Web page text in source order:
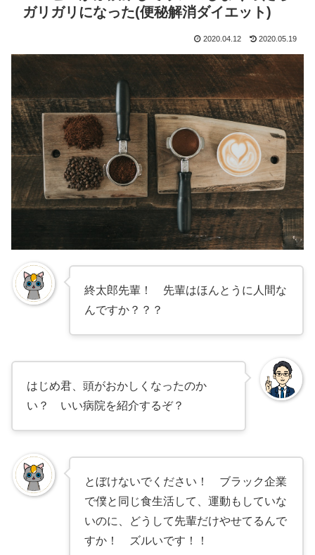
ガリガリになった(便秘解消ダイエット)
2020.04.12 2020.05.19
終太郎先輩！ 先輩はほんとうに人間な
んですか？？？
はじめ君、頭がおかしくなったのか
い？ いい病院を紹介するぞ？
とぼけないでください！ ブラック企業
で僕と同じ食生活して、運動もしていな
いのに、どうして先輩だけやせてるんで
すか！ ズルいです！！